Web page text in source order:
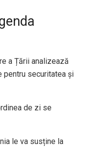
a Țării analizează
pentru securitatea și
de zi se
le va susține la